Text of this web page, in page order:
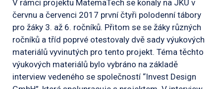
V rámci projektu MatemaTech se konaly na JKU v
červnu a červenci 2017 první čtyři polodenní tábory
pro žáky 3. až 6. ročníků. Přitom se se žáky různých
ročníků a tříd poprvé otestovaly dvě sady výukových
materiálů vyvinutých pro tento projekt. Téma těchto
výukových materiálů bylo vybráno na základě
interview vedeného se společností “Invest Design